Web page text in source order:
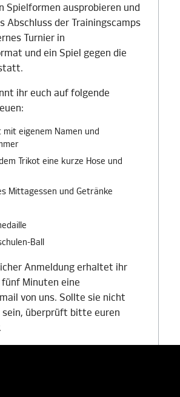
Spielformen ausprobieren und
Abschluss der Trainingscamps
Turnier in
und ein Spiel gegen die
ihr euch auf folgende
mit eigenem Namen und
Trikot eine kurze Hose und
Mittagessen und Getränke
Ball
Anmeldung erhaltet ihr
Minuten eine
von uns. Sollte sie nicht
sein, überprüft bitte euren